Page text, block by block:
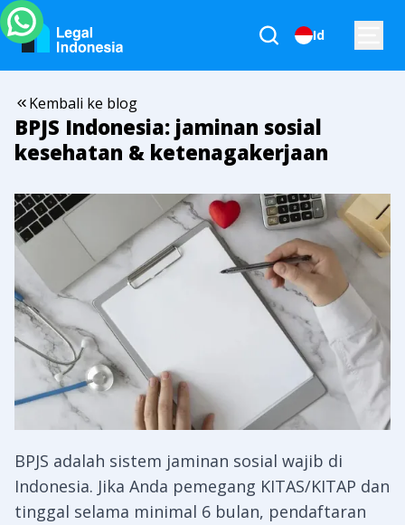
Id
Kembali ke blog
BPJS Indonesia: jaminan sosial
kesehatan & ketenagakerjaan
BPJS adalah sistem jaminan sosial wajib di
Indonesia. Jika Anda pemegang KITAS/KITAP dan
tinggal selama minimal 6 bulan, pendaftaran